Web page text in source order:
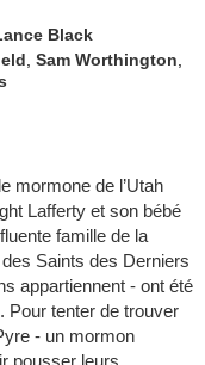
Black
,Sam Worthington
mormone de l’Utah
Lafferty et son bébé
famille de la
Saints des Derniers
appartiennent - ont été
Pour tenter de trouver
- un mormon
pousser leurs